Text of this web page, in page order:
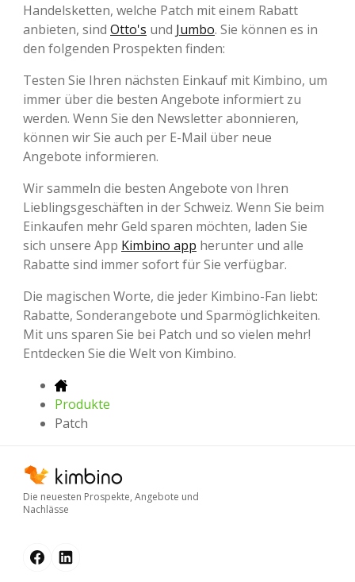
Handelsketten, welche Patch mit einem Rabatt
anbieten, sind Otto's und Jumbo. Sie können es in
den folgenden Prospekten finden:
Testen Sie Ihren nächsten Einkauf mit Kimbino, um
immer über die besten Angebote informiert zu
werden. Wenn Sie den Newsletter abonnieren,
können wir Sie auch per E-Mail über neue
Angebote informieren.
Wir sammeln die besten Angebote von Ihren
Lieblingsgeschäften in der Schweiz. Wenn Sie beim
Einkaufen mehr Geld sparen möchten, laden Sie
sich unsere App Kimbino app herunter und alle
Rabatte sind immer sofort für Sie verfügbar.
Die magischen Worte, die jeder Kimbino-Fan liebt:
Rabatte, Sonderangebote und Sparmöglichkeiten.
Mit uns sparen Sie bei Patch und so vielen mehr!
Entdecken Sie die Welt von Kimbino.
Produkte
Patch
Die neuesten Prospekte, Angebote und
Nachlässe